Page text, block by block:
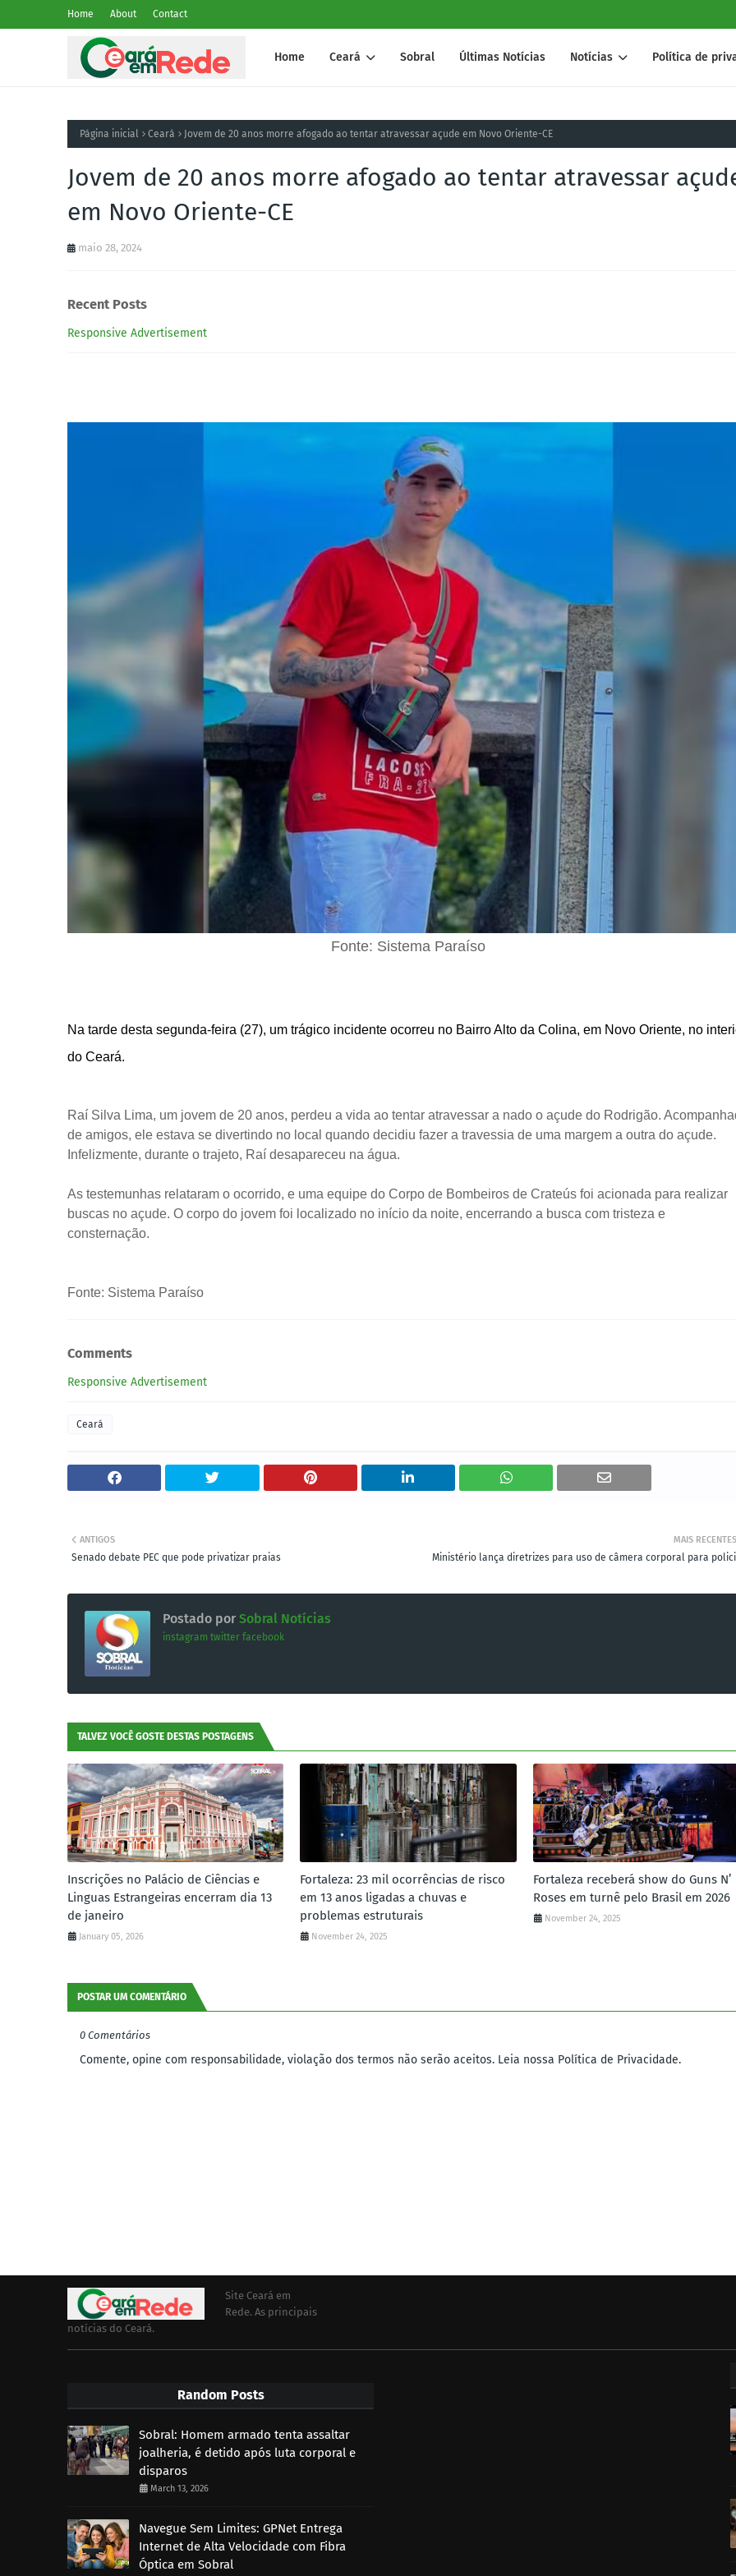
Home About Contact
Home Ceará Sobral Últimas Notícias Notícias Política de
Página inicial Ceará Jovem de 20 anos morre afogado ao tentar atravessar açude em Novo Oriente-CE
Jovem de 20 anos morre afogado ao tentar atravessar
em Novo Oriente-CE
maio 28, 2024
Recent Posts
Responsive Advertisement
Fonte: Sistema Paraíso
Na tarde desta segunda-feira (27), um trágico incidente ocorreu no Bairro Alto da Colina, em Novo Oriente, no
do Ceará.
Raí Silva Lima, um jovem de 20 anos, perdeu a vida ao tentar atravessar a nado o açude do Rodrigão.
de amigos, ele estava se divertindo no local quando decidiu fazer a travessia de uma margem a outra do açude.
Infelizmente, durante o trajeto, Raí desapareceu na água.
As testemunhas relataram o ocorrido, e uma equipe do Corpo de Bombeiros de Crateús foi acionada para realizar
buscas no açude. O corpo do jovem foi localizado no início da noite, encerrando a busca com tristeza e
consternação.
Fonte: Sistema Paraíso
Comments
Responsive Advertisement
Ceará
MAIS RECENTES
Ministério lança diretrizes para uso de câmera corporal para
ANTIGOS
Senado debate PEC que pode privatizar praias
Postado por Sobral Notícias
instagram twitter facebook
TALVEZ VOCÊ GOSTE DESTAS POSTAGENS
Inscrições no Palácio de Ciências e
Linguas Estrangeiras encerram dia 13
de janeiro
January 05, 2026
Fortaleza: 23 mil ocorrências de risco
em 13 anos ligadas a chuvas e
problemas estruturais
November 24, 2025
Fortaleza receberá show do Guns N’
Roses em turnê pelo Brasil em 2026
November 24, 2025
POSTAR UM COMENTÁRIO
0 Comentários
Comente, opine com responsabilidade, violação dos termos não serão aceitos. Leia nossa Política de Privacidade.
Site Ceará em
Rede. As principais
notícias do Ceará.
Random Posts
Sobral: Homem armado tenta assaltar
joalheria, é detido após luta corporal e
disparos
March 13, 2026
Navegue Sem Limites: GPNet Entrega
Internet de Alta Velocidade com Fibra
Óptica em Sobral